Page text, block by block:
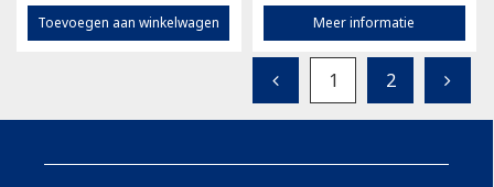
Toevoegen aan winkelwagen Meer informatie
1 2